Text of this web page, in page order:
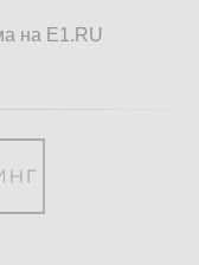
на E1.RU